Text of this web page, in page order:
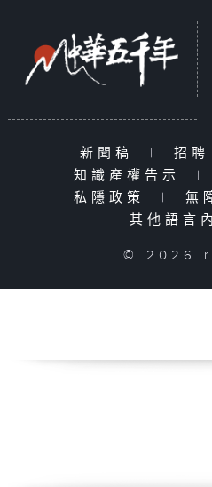
新聞稿 | 招聘
知識產權告示
|
私隱政策
| 無
其他語言
© 2026